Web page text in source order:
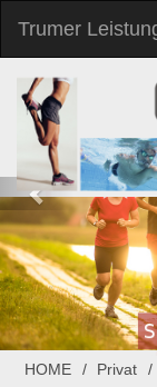
Trumer
HOME Privat